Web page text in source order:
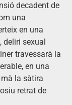
decadent de
una
en una
sexual
travessarà la
en una
la sàtira
retrat de